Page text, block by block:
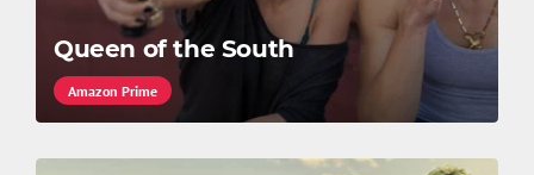
Queen of the South
Amazon Prime